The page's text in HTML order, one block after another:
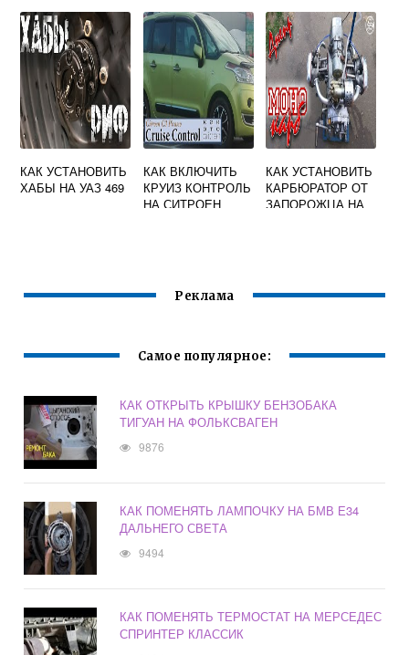
КАК УСТАНОВИТЬ
ХАБЫ НА УАЗ 469
КАК ВКЛЮЧИТЬ
КРУИЗ КОНТРОЛЬ
НА СИТРОЕН
КАК УСТАНОВИТЬ
КАРБЮРАТОР ОТ
ЗАПОРОЖЦА НА
Реклама
Самое популярное:
КАК ОТКРЫТЬ КРЫШКУ БЕНЗОБАКА
ТИГУАН НА ФОЛЬКСВАГЕН
9876
КАК ПОМЕНЯТЬ ЛАМПОЧКУ НА БМВ Е34
ДАЛЬНЕГО СВЕТА
9494
КАК ПОМЕНЯТЬ ТЕРМОСТАТ НА МЕРСЕДЕС
СПРИНТЕР КЛАССИК